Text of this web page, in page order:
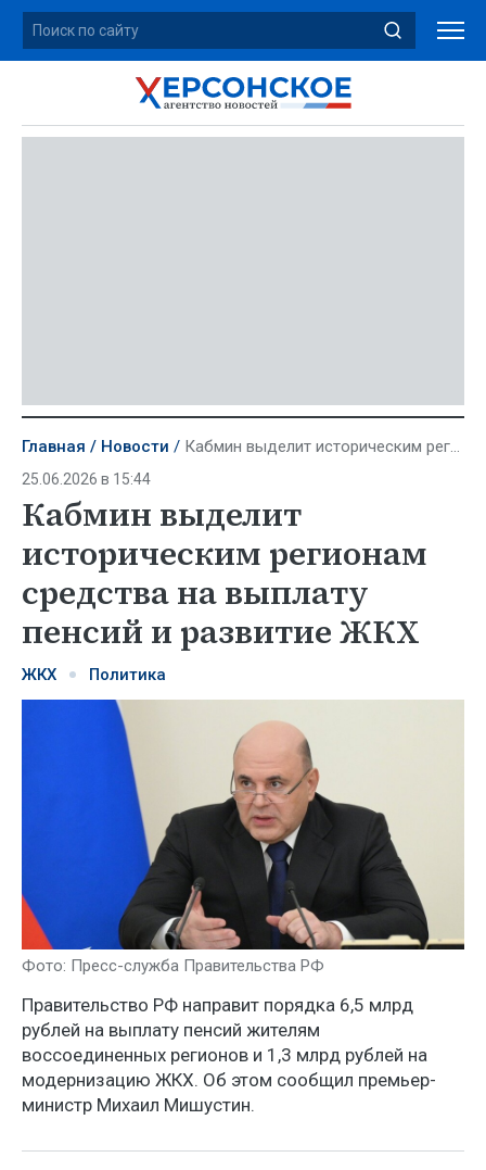
Главная Новости Кабмин выделит историческим регионам средства на выплату пенсий и развитие ЖКХ
25.06.2026 в 15:44
Кабмин выделит
историческим регионам
средства на выплату
пенсий и развитие ЖКХ
ЖКХ Политика
Фото: Пресс-служба Правительства РФ
Правительство РФ направит порядка 6,5 млрд
рублей на выплату пенсий жителям
воссоединенных регионов и 1,3 млрд рублей на
модернизацию ЖКХ. Об этом сообщил премьер-
министр Михаил Мишустин.